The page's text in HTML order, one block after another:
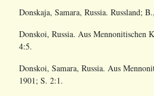
Donskaja, Samara, Russia. Russland;
Donskoi, Russia. Aus Mennonitischen
4:5.
Donskoi, Samara, Russia. Aus
1901; S. 2:1.